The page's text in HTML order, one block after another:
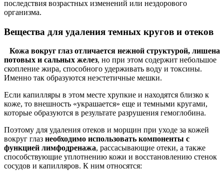
последствия возрастных изменений или нездорового
организма.
Вещества для удаления темных кругов и отеков
Кожа вокруг глаз отличается нежной структурой, лишена
потовых и сальных желез, но при этом содержит небольшое
скопление жира, способного удерживать воду и токсины.
Именно так образуются неэстетичные мешки.
Если капилляры в этом месте хрупкие и находятся близко к
коже, то внешность «украшается» еще и темными кругами,
которые образуются в результате разрушения гемоглобина.
Поэтому для удаления отеков и морщин при уходе за кожей
вокруг глаз необходимо использовать компоненты с
функцией лимфодренажа, рассасывающие отеки, а также
способствующие уплотнению кожи и восстановлению стенок
сосудов и капилляров. К ним относятся: